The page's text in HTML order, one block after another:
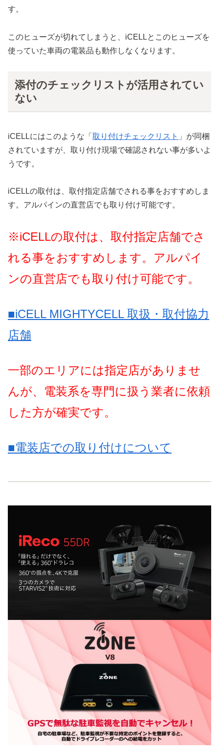
す。
このヒューズが切れてしまうと、iCELLとこのヒューズを
使っていた車両の電装品も動作しなくなります。
添付のチェックリストが活用されてい
ない
iCELLにはこのような「 取り付けチェックリスト 」が同梱
されていますが、取り付け現場で確認されない事が多いよ
うです。
iCELLの取付は、取付指定店舗でされる事をおすすめしま
す。アルパインの直営店でも取り付け可能です。
※iCELLの取付は、取付指定店舗でさ
れる事をおすすめします。アルパイ
ンの直営店でも取り付け可能です。
■iCELL MIGHTYCELL 取扱・取付協力
店舗
一部のエリアには指定店がありませ
んが、電装系を専門に扱う業者に依頼
した方が確実です。
■電装店での取り付けについて